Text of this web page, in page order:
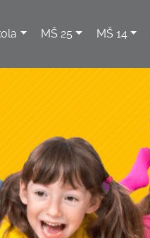
MŠ 25 MŠ 14